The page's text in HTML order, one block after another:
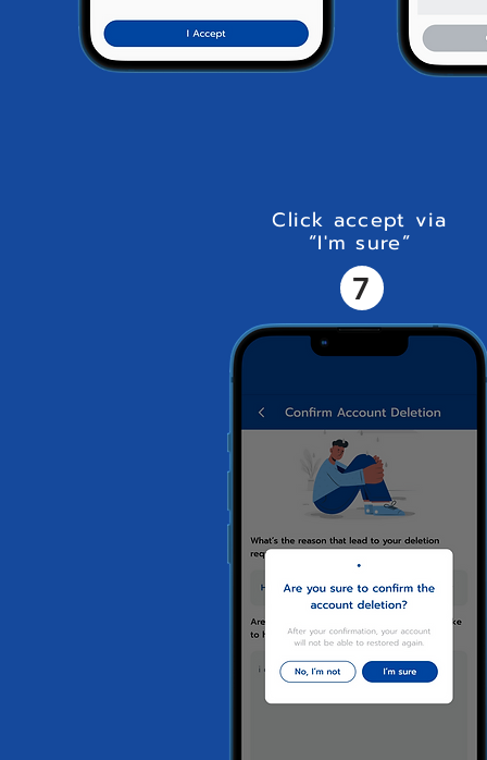
Click accept via
“I'm sure”
7